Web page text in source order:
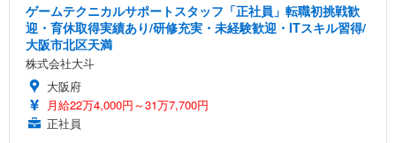
ゲームテクニカルサポートスタッフ「正社員」転職初挑戦歓
迎・育休取得実績あり/研修充実・未経験歓迎・ITスキル習得/
大阪市北区天満
株式会社大斗
大阪府
月給22万4,000円～31万7,700円
正社員